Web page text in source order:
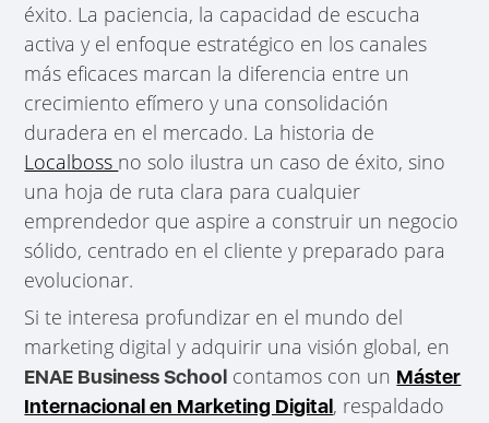
éxito. La paciencia, la capacidad de escucha
activa y el enfoque estratégico en los canales
más eficaces marcan la diferencia entre un
crecimiento efímero y una consolidación
duradera en el mercado. La historia de
Localboss no solo ilustra un caso de éxito, sino
una hoja de ruta clara para cualquier
emprendedor que aspire a construir un negocio
sólido, centrado en el cliente y preparado para
evolucionar.
Si te interesa profundizar en el mundo del
marketing digital y adquirir una visión global, en
ENAE Business School contamos con un Máster
Internacional en Marketing Digital, respaldado